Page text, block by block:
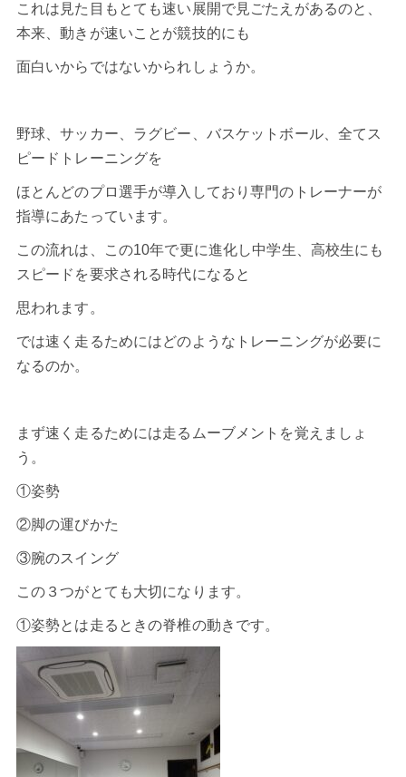
これは見た目もとても速い展開で見ごたえがあるのと、
本来、動きが速いことが競技的にも
面白いからではないかられしょうか。
野球 、サッカー ラグビー バスケットボール、全てス
ピードトレーニングを
ほとんどのプロ選手が導入しており専門のトレーナーが
指導にあたっています。
この流れは、この10年で更に進化し中学生、高校生にも
スピードを要求される時代になると
思われます。
では速く走るためにはどのようなトレーニングが必要に
なるのか。
まず速く走るためには走るムーブメントを覚えましょ
う。
①姿勢
②脚の運びかた
③腕のスイング
この３つがとても大切になります。
①姿勢とは走るときの脊椎の動きです。